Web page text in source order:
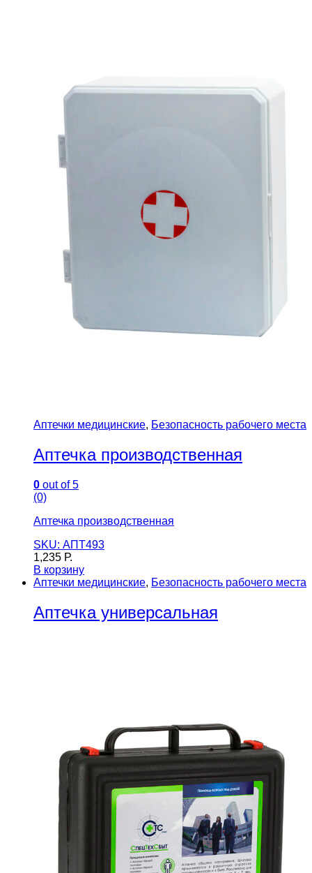
Аптечки медицинские, Безопасность рабочего места
Аптечка производственная
0 out of 5
(0)
Аптечка производственная
SKU: АПТ493
1,235 Р.
В корзину
Аптечки медицинские, Безопасность рабочего места
Аптечка универсальная